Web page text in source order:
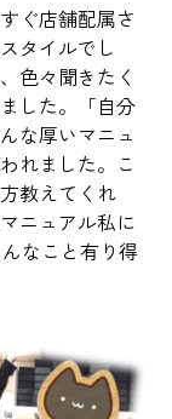
ぐ店舗配属さ
タイルでし
色々聞きたく
した。「自分
な厚いマニュ
れました。こ
教えてくれ
ニュアル私に
なこと有り得